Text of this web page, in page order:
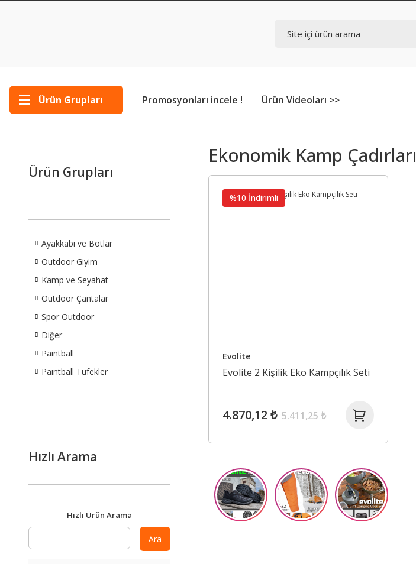
Ürün Grupları Promosyonları incele ! Ürün Videoları >>
Ürün Grupları
Ayakkabı ve Botlar
Outdoor Giyim
Kamp ve Seyahat
Outdoor Çantalar
Spor Outdoor
Diğer
Paintball
Paintball Tüfekler
Hızlı Arama
Hızlı Ürün Arama
Ara
Ekonomik Kamp Çadırları
%10 İndirimli
Evolite
Evolite 2 Kişilik Eko Kampçılık Seti
4.870,12 ₺ 5.411,25 ₺